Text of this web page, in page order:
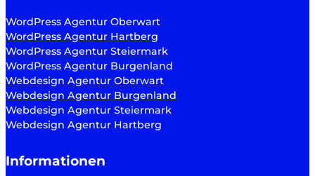
WordPress Agentur Oberwart
WordPress Agentur Hartberg
WordPress Agentur Steiermark
WordPress Agentur Burgenland
Webdesign Agentur Oberwart
Webdesign Agentur Burgenland
Webdesign Agentur Steiermark
Webdesign Agentur Hartberg
Informationen